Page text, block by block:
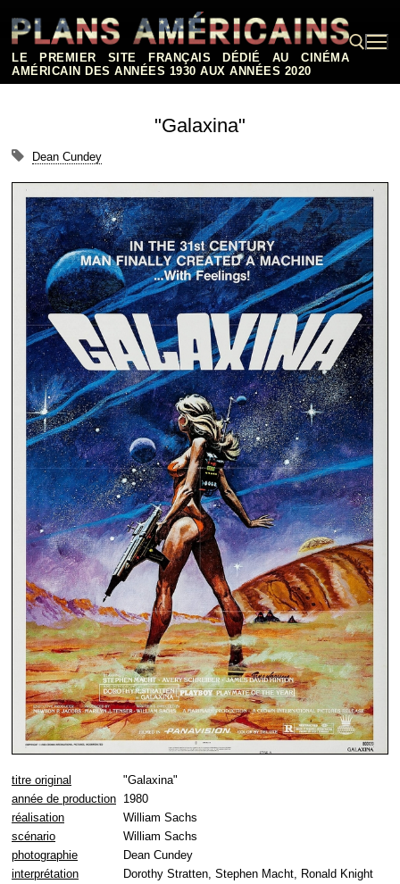
contenu
LE PREMIER SITE FRANÇAIS DÉDIÉ AU CINÉMA
AMÉRICAIN DES ANNÉES 1930 AUX ANNÉES 2020
"Galaxina"
Dean Cundey
titre original
"Galaxina"
année de production 1980
réalisation
William Sachs
scénario
William Sachs
photographie
Dean Cundey
interprétation
Dorothy Stratten, Stephen Macht, Ronald Knight